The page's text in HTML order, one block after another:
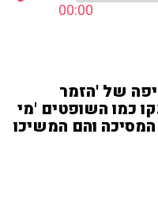
00:00
של 'הזמר
כמו השופטים 'מי
והם המשיכו